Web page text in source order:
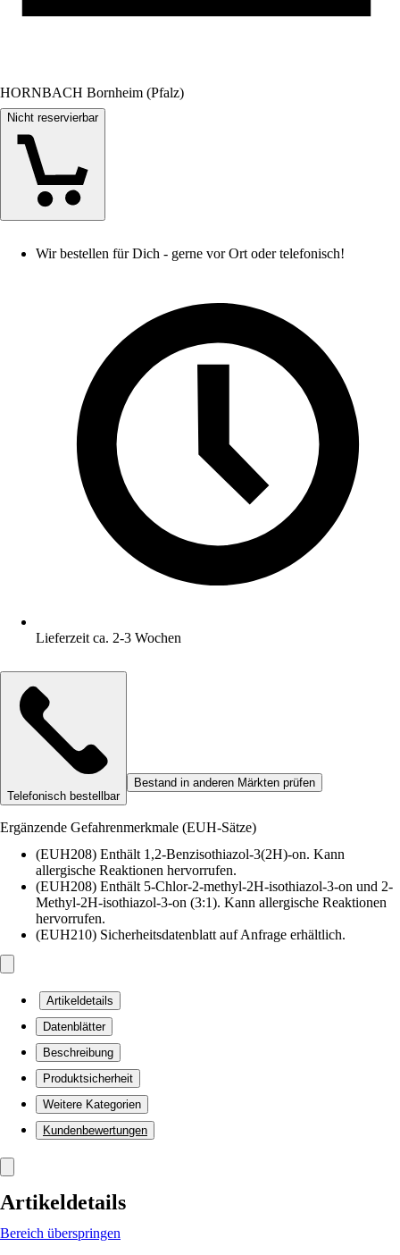
HORNBACH Bornheim (Pfalz)
Nicht reservierbar
Wir bestellen für Dich - gerne vor Ort oder telefonisch!
Lieferzeit ca. 2-3 Wochen
Telefonisch bestellbar
Bestand in anderen Märkten prüfen
Ergänzende Gefahrenmerkmale (EUH-Sätze)
(EUH208) Enthält 1,2-Benzisothiazol-3(2H)-on. Kann
allergische Reaktionen hervorrufen.
(EUH208) Enthält 5-Chlor-2-methyl-2H-isothiazol-3-on und 2-
Methyl-2H-isothiazol-3-on (3:1). Kann allergische Reaktionen
hervorrufen.
(EUH210) Sicherheitsdatenblatt auf Anfrage erhältlich.
Artikeldetails
Datenblätter
Beschreibung
Produktsicherheit
Weitere Kategorien
Kundenbewertungen
Artikeldetails
Bereich überspringen